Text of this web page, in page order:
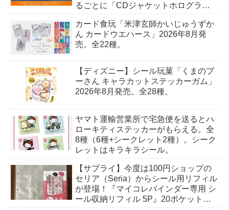
るごとに「CDジャケットホログラム
月15日〜。
カード食玩「米津玄師かいじゅうずか
ん カードウエハース」2026年8月発
売。全22種。
【ディズニー】シール玩菓「くまのプ
ーさん キャラカットステッカーガム」
2026年8月発売。全28種。
ヤマト運輸営業所で宅急便を送るとハ
ローキティステッカーがもらえる。全
8種（6種+シークレット2種）。シーク
レットはキラキラシール。
【サプライ】今度は100円ショップの
セリア（Seria）からシール用リフィル
が登場！『マイコレバインダー専用 シ
ール収納リフィル 5P』20ポケット収